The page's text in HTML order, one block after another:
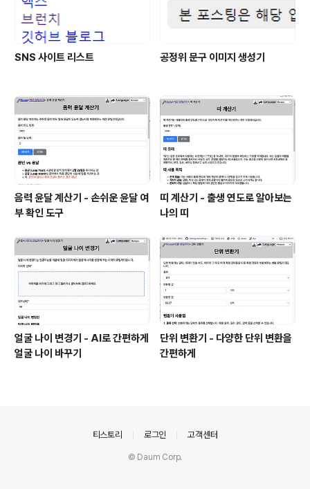
SNS 사이트 리스트 공정위 문구 이미지 생성기
음력 윤달 계산기 - 손쉬운 윤달 여
부 확인 도구
띠 계산기 - 출생 연도로 알아보는
나의 띠
얼굴 나이 변경기 - AI로 간편하게
얼굴 나이 바꾸기
단위 변환기 - 다양한 단위 변환을
간편하게
티스토리 로그인 고객센터
© Daum Corp.